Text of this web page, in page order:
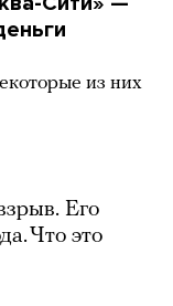
из них
Его
Что это